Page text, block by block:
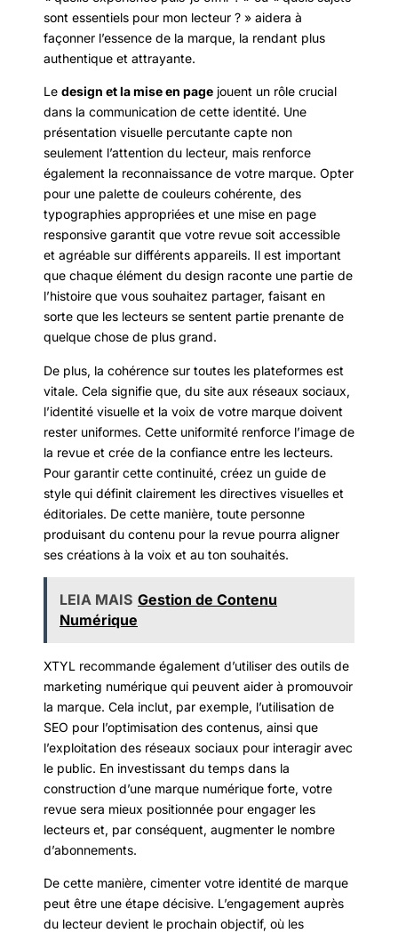
sont essentiels pour mon lecteur ? » aidera à
façonner l’essence de la marque, la rendant plus
authentique et attrayante.
Le design et la mise en page jouent un rôle crucial
dans la communication de cette identité. Une
présentation visuelle percutante capte non
seulement l’attention du lecteur, mais renforce
également la reconnaissance de votre marque. Opter
pour une palette de couleurs cohérente, des
typographies appropriées et une mise en page
responsive garantit que votre revue soit accessible
et agréable sur différents appareils. Il est important
que chaque élément du design raconte une partie de
l’histoire que vous souhaitez partager, faisant en
sorte que les lecteurs se sentent partie prenante de
quelque chose de plus grand.
De plus, la cohérence sur toutes les plateformes est
vitale. Cela signifie que, du site aux réseaux sociaux,
l’identité visuelle et la voix de votre marque doivent
rester uniformes. Cette uniformité renforce l’image de
la revue et crée de la confiance entre les lecteurs.
Pour garantir cette continuité, créez un guide de
style qui définit clairement les directives visuelles et
éditoriales. De cette manière, toute personne
produisant du contenu pour la revue pourra aligner
ses créations à la voix et au ton souhaités.
LEIA MAIS Gestion de Contenu
Numérique
XTYL recommande également d’utiliser des outils de
marketing numérique qui peuvent aider à promouvoir
la marque. Cela inclut, par exemple, l’utilisation de
SEO pour l’optimisation des contenus, ainsi que
l’exploitation des réseaux sociaux pour interagir avec
le public. En investissant du temps dans la
construction d’une marque numérique forte, votre
revue sera mieux positionnée pour engager les
lecteurs et, par conséquent, augmenter le nombre
d’abonnements.
De cette manière, cimenter votre identité de marque
peut être une étape décisive. L’engagement auprès
du lecteur devient le prochain objectif, où les